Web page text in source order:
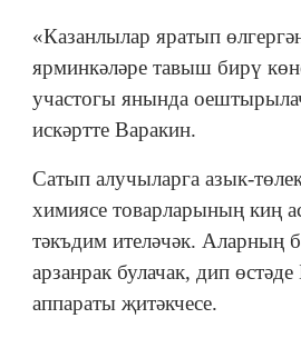
«Казанлылар яратып
ярминкәләре тавыш бирү
участогы янында
искәртте Варакин.
Сатып алучыларга азык-
химиясе товарларының киң
тәкъдим ителәчәк. Аларның
арзанрак булачак, дип
аппараты җитәкчесе.